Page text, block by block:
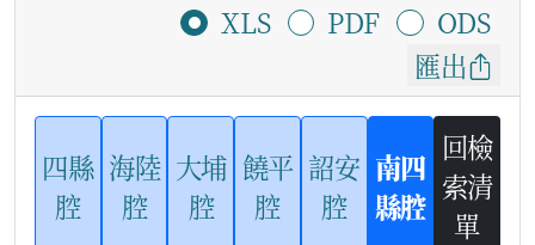
XLS
PDF
ODS
匯出
四縣
腔
海陸
腔
大埔
腔
饒平
腔
詔安
腔
南四
縣腔
回檢
索清
單